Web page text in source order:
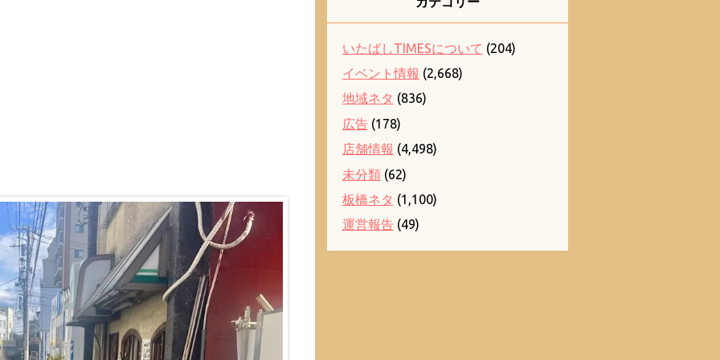
いたばしTIMESについて (204)
イベント情報 (2,668)
地域ネタ (836)
広告(178)
店舗情報 (4,498)
未分類(62)
板橋ネタ (1,100)
運営報告(49)